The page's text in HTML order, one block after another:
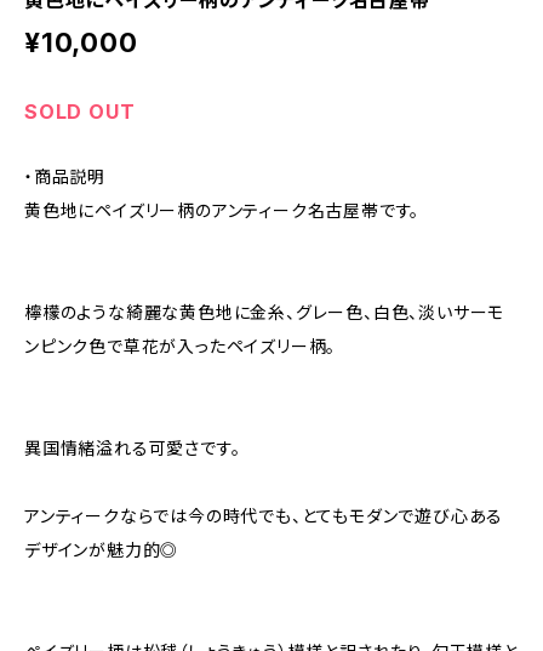
¥10,000
SOLD OUT
・商品説明
黄色地にペイズリー柄のアンティーク名古屋帯です。
檸檬のような綺麗な黄色地に金糸、グレー色、白色、淡いサーモ
ンピンク色で草花が入ったペイズリー柄。
異国情緒溢れる可愛さです。
アンティークならでは今の時代でも、とてもモダンで遊び心ある
デザインが魅力的◎